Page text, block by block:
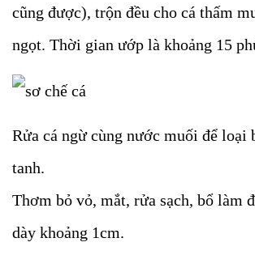
cũng được), trộn đều cho cá thấm
ngọt. Thời gian ướp là khoảng 15
Rửa cá ngừ cùng nước muối để loại
tanh.
Thơm bỏ vỏ, mắt, rửa sạch, bổ làm
dày khoảng 1cm.